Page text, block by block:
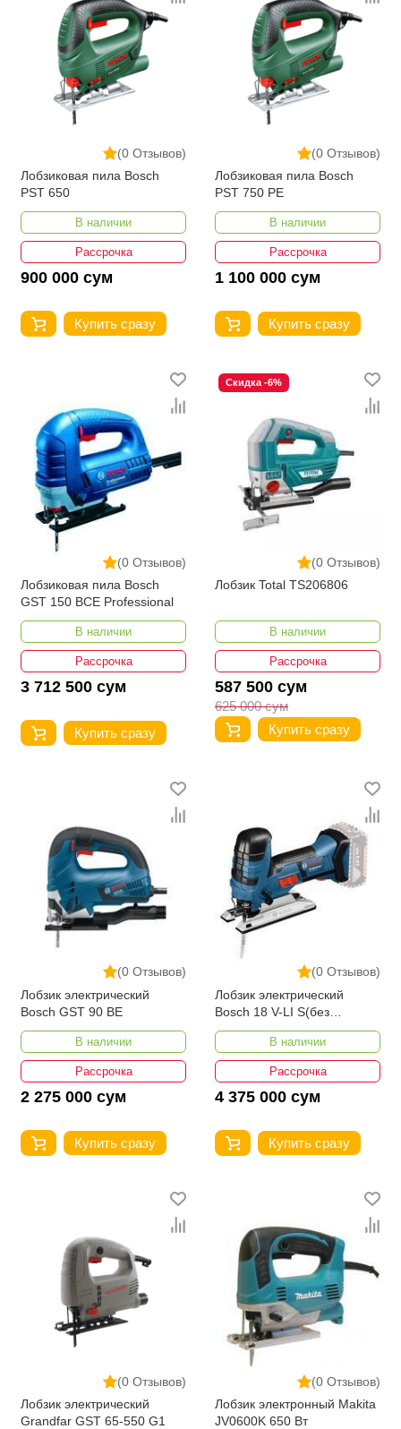
(0 Отзывов)
Лобзиковая пила Bosch
PST 650
В наличии
Рассрочка
900 000 сум
Купить сразу
(0 Отзывов)
Лобзиковая пила Bosch
PST 750 PE
В наличии
Рассрочка
1 100 000 сум
Купить сразу
(0 Отзывов)
Лобзиковая пила Bosch
GST 150 BCE Professional
В наличии
Рассрочка
3 712 500 сум
Купить сразу
(0 Отзывов)
Скидка -6%
Лобзик Total TS206806
В наличии
Рассрочка
587 500 сум
625 000 сум
Купить сразу
(0 Отзывов)
Лобзик электрический
Bosch GST 90 BE
В наличии
Рассрочка
2 275 000 сум
Купить сразу
(0 Отзывов)
Лобзик электрический
Bosch 18 V-LI S(без
аккумулятора)
В наличии
Рассрочка
4 375 000 сум
Купить сразу
(0 Отзывов)
Лобзик электрический
Grandfar GST 65-550 G1
(0 Отзывов)
Лобзик электронный Makita
JV0600K 650 Вт